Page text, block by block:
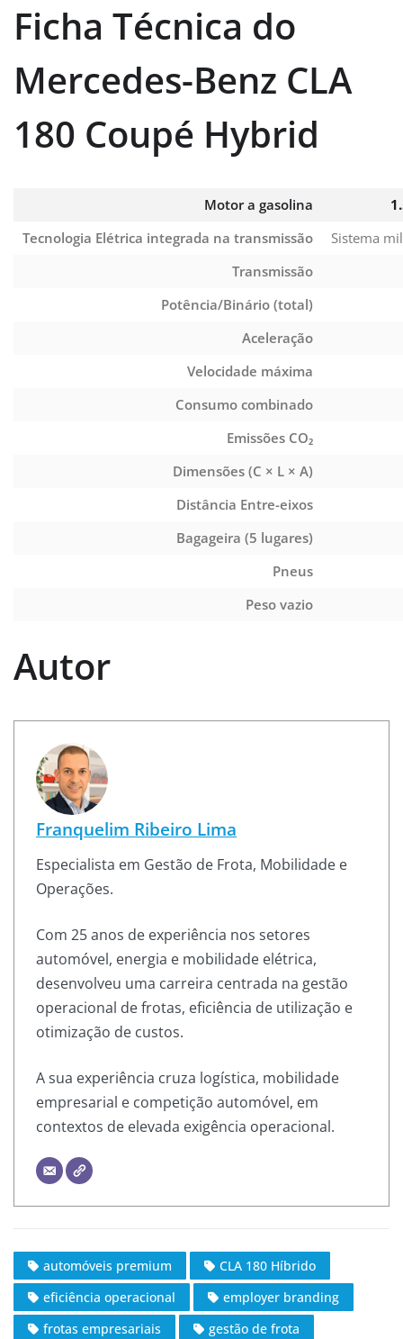
Ficha Técnica do
Mercedes-Benz CLA
180 Coupé Hybrid
Motor a gasolina
Tecnologia Elétrica integrada na transmissão
Sistema
Transmissão
Potência/Binário (total)
Aceleração
Velocidade máxima
Consumo combinado
Emissões CO₂
Dimensões (C × L × A)
Distância Entre-eixos
Bagageira (5 lugares)
Pneus
Peso vazio
Autor
Franquelim Ribeiro Lima
Especialista em Gestão de Frota, Mobilidade e
Operações.
Com 25 anos de experiência nos setores
automóvel, energia e mobilidade elétrica,
desenvolveu uma carreira centrada na gestão
operacional de frotas, eficiência de utilização e
otimização de custos.
A sua experiência cruza logística, mobilidade
empresarial e competição automóvel, em
contextos de elevada exigência operacional.
automóveis premium
CLA 180 Híbrido
eficiência operacional
employer branding
frotas empresariais
gestão de frota